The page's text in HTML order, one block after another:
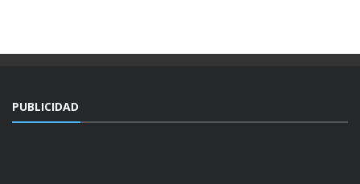
PUBLICIDAD